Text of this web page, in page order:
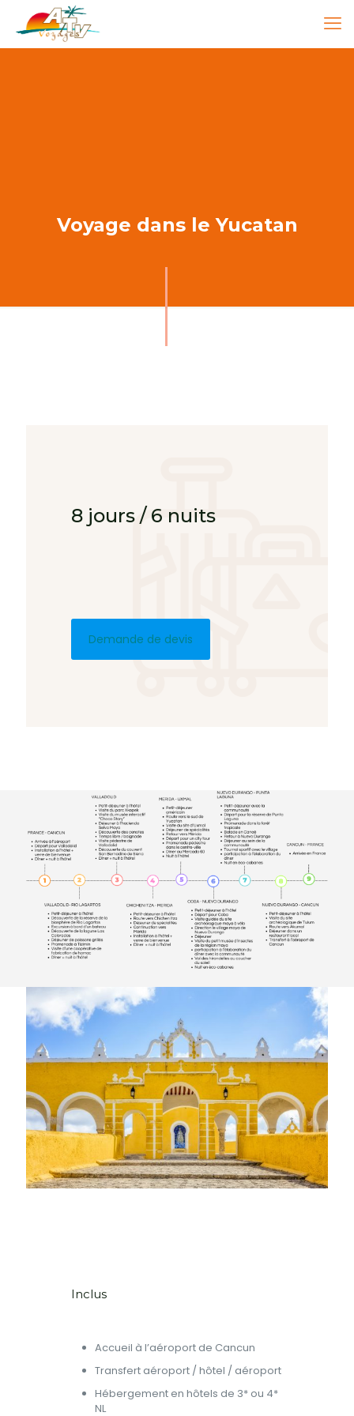
Voyage dans le Yucatan
8 jours / 6 nuits
Demande de devis
Inclus
Accueil à l’aéroport de Cancun
Transfert aéroport / hôtel / aéroport
Hébergement en hôtels de 3* ou 4*
NL